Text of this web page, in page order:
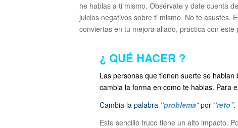
he hablas a ti mismo. Obsérvate y date cuenta
juicios negativos sobre ti mismo. No te asustes.
conviertas en tu mejora aliado, practica con este
¿ QUÉ HACER ?
Las personas que tienen suerte se
cambia la forma en como te hablas. Para
Cambia la palabra “problema”por “reto”.
Este sencillo truco tiene un alto impacto.